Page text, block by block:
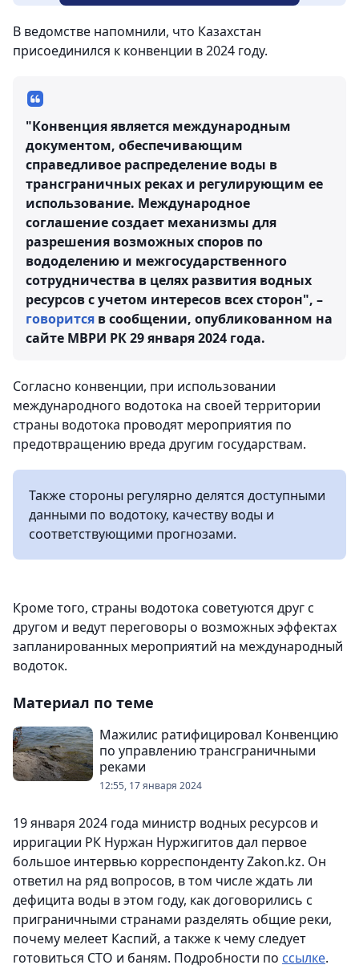
В ведомстве напомнили, что Казахстан
присоединился к конвенции в 2024 году.
"Конвенция является международным
документом, обеспечивающим
справедливое распределение воды в
трансграничных реках и регулирующим ее
использование. Международное
соглашение создает механизмы для
разрешения возможных споров по
вододелению и межгосударственного
сотрудничества в целях развития водных
ресурсов с учетом интересов всех сторон", –
говорится в сообщении, опубликованном на
сайте МВРИ РК 29 января 2024 года.
Согласно конвенции, при использовании
международного водотока на своей территории
страны водотока проводят мероприятия по
предотвращению вреда другим государствам.
Также стороны регулярно делятся доступными
данными по водотоку, качеству воды и
соответствующими прогнозами.
Кроме того, страны водотока советуются друг с
другом и ведут переговоры о возможных эффектах
запланированных мероприятий на международный
водоток.
Материал по теме
Мажилис ратифицировал Конвенцию
по управлению трансграничными
реками
12:55, 17 января 2024
19 января 2024 года министр водных ресурсов и
ирригации РК Нуржан Нуржигитов дал первое
большое интервью корреспонденту Zakon.kz. Он
ответил на ряд вопросов, в том числе ждать ли
дефицита воды в этом году, как договорились с
приграничными странами разделять общие реки,
почему мелеет Каспий, а также к чему следует
готовиться СТО и баням. Подробности по ссылке.